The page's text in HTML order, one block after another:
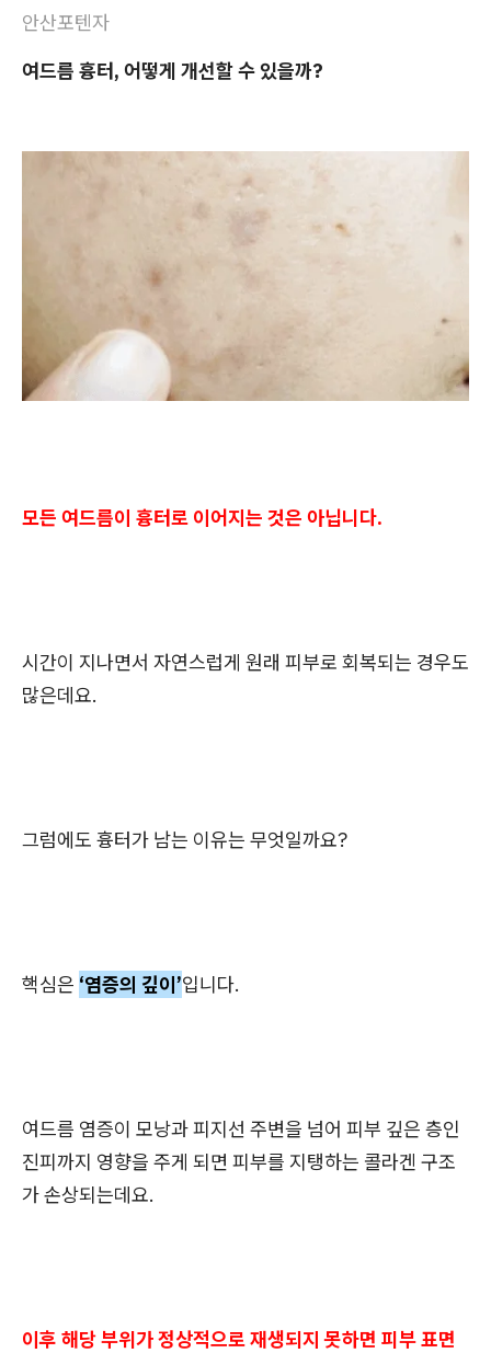
안산포텐자
여드름 흉터, 어떻게 개선할 수 있을까?
모든 여드름이 흉터로 이어지는 것은 아닙니다.
시간이 지나면서 자연스럽게 원래 피부로 회복되는 경우도
많은데요.
그럼에도 흉터가 남는 이유는 무엇일까요?
핵심은 ‘염증의 깊이’입니다.
여드름 염증이 모낭과 피지선 주변을 넘어 피부 깊은 층인
진피까지 영향을 주게 되면 피부를 지탱하는 콜라겐 구조
가 손상되는데요.
이후 해당 부위가 정상적으로 재생되지 못하면 피부 표면